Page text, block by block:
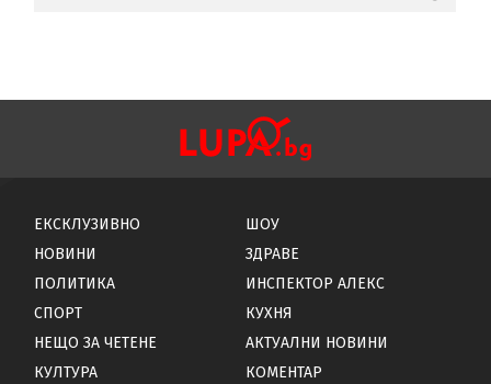
ЕКСКЛУЗИВНО
НОВИНИ
ПОЛИТИКА
СПОРТ
НЕЩО ЗА ЧЕТЕНЕ
КУЛТУРА
ШОУ
ЗДРАВЕ
ИНСПЕКТОР АЛЕКС
КУХНЯ
АКТУАЛНИ НОВИНИ
КОМЕНТАР